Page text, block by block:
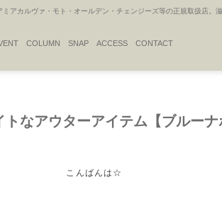
アカルヴァ・モト・オールデン・チェンジーズ等の正規取扱店。
COLUMN SNAP ACCESS CONTACT
なアウターアイテム【ブルーナ
こんばんは☆